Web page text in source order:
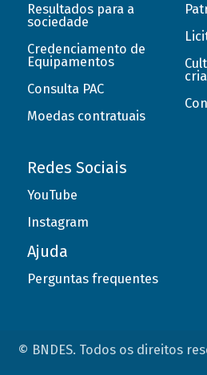
Resultados para a
sociedade
Credenciamento de
Equipamentos
Consulta PAC
Moedas contratuais
Redes Sociais
YouTube
Instagram
Ajuda
Perguntas frequentes
© BNDES. Todos os direitos